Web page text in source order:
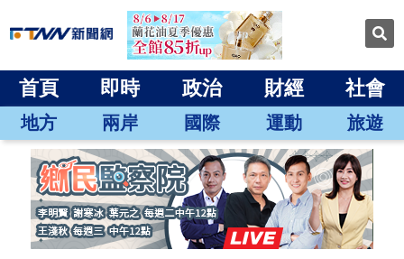
首頁 即時 政治 財經 社會
地方 兩岸 國際 運動 旅遊